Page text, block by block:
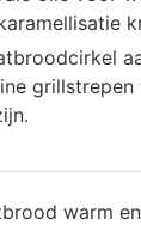
warm